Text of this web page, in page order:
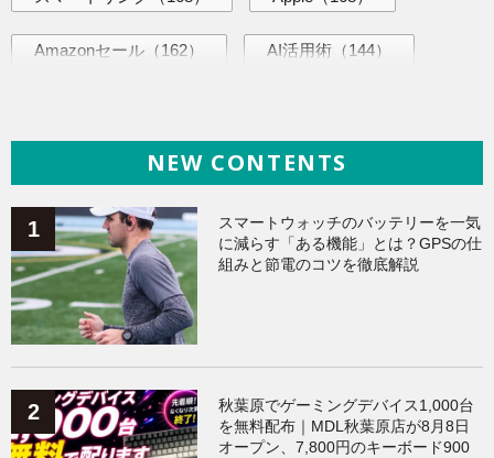
Amazonセール （162） AI活用術 （144）
（138） ガジェット（135）
Galaxy（133） ワークアウト
AppleWatchアクセサリー（124） Fitbit（121）
Xiaomi（118）
NEW CONTENTS
スマートウォッチのバッテリーを一気
に減らす「ある機能」とは？GPSの仕
組みと節電のコツを徹底解説
秋葉原でゲーミングデバイス1,000台
を無料配布｜MDL秋葉原店が8月8日
オープン、7,800円のキーボード900